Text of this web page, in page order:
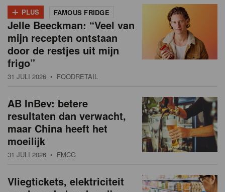
+ PLUS FAMOUS FRIDGE
Jelle Beeckman: “Veel van
mijn recepten ontstaan
door de restjes uit mijn
frigo”
31 JULI 2026 • FOODRETAIL
AB InBev: betere
resultaten dan verwacht,
maar China heeft het
moeilijk
31 JULI 2026 • FMCG
Vliegtickets, elektriciteit